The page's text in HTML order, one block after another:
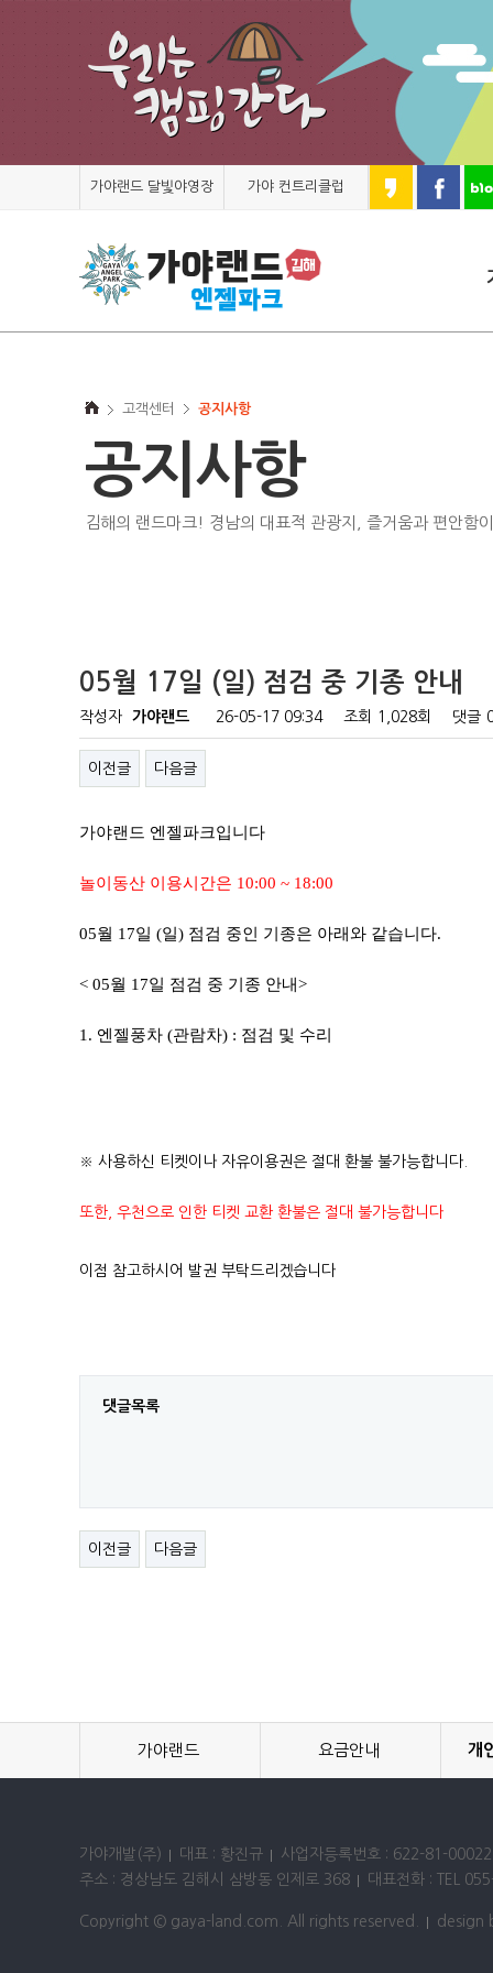
가야랜드 달빛야영장 가야 컨트리클럽
고객센터 공지사항
공지사항
김해의 랜드마크! 경남의 대표적 관광지, 즐거움과 편안함
05월 17일 (일) 점검 중 기종 안내
작성자 가야랜드 26-05-17 09:34 조회 1,028회 댓글
이전글 다음글
가야랜드 엔젤파크입니다
놀이동산 이용시간은 10:00 ~ 18:00
05월 17일 (일) 점검 중인 기종은 아래와 같습니다.
< 05월 17일 점검 중 기종 안내>
1. 엔젤풍차 (관람차) : 점검 및 수리
※ 사용하신 티켓이나 자유이용권은 절대 환불 불가능합니다.
또한, 우천으로 인한 티켓 교환 환불은 절대 불가능합니다
이점 참고하시어 발권 부탁드리겠습니다
댓글목록
이전글 다음글
가야랜드 요금안내 개
가야개발(주) 대표 : 황진규 사업자등록번호 : 622-81-00022
주소 : 경상남도 김해시 삼방동 인제로 368
대표전화 : TEL
Copyright © gaya-land.com. All rights reserved. design